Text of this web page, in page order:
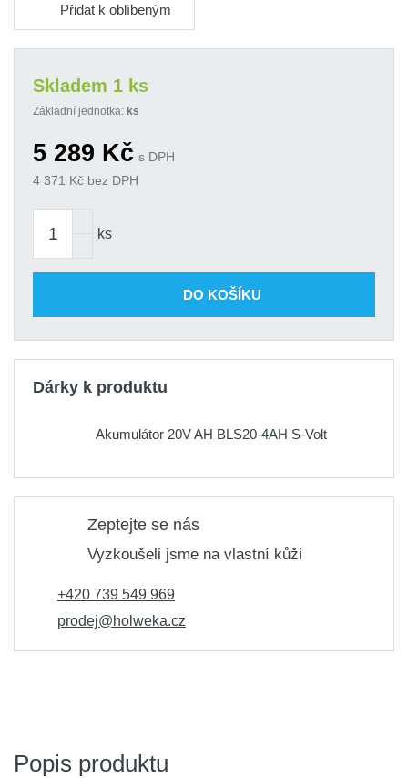
Přidat k oblíbeným
Skladem 1 ks
Základní jednotka: ks
5 289 Kč s DPH
4 371 Kč bez DPH
ks
DO KOŠÍKU
Dárky k produktu
Akumulátor 20V AH BLS20-4AH S-Volt
Zeptejte se nás
Vyzkoušeli jsme na vlastní kůži
+420 739 549 969
prodej@holweka.cz
Popis produktu